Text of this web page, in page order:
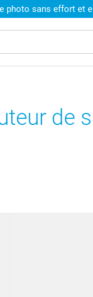
photo sans effort et
de